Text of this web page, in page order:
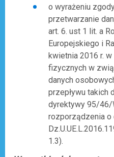
o wyrażeniu
przetwarzanie
art. 6. ust 1 lit. a
Europejskiego i
kwietnia 2016 r.
fizycznych w
danych
przepływu takich
dyrektywy 95/46/
rozporządzenia o
1.3).